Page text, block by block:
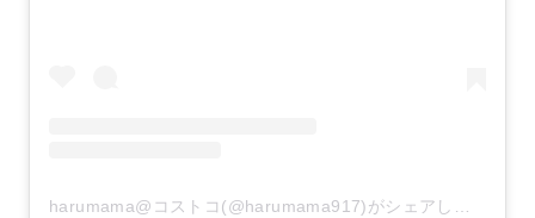
harumama@コストコ(@harumama917)がシェアした投稿